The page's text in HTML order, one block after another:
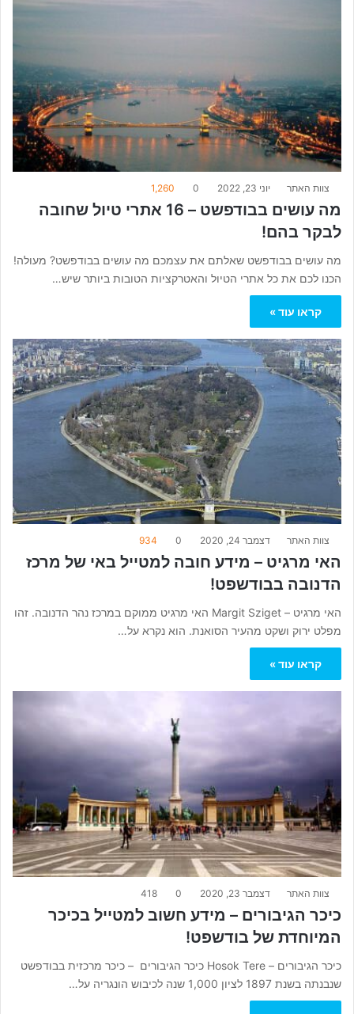
צוות האתר יוני 23, 2022 0
1,260
מה עושים בבודפשט – 16 אתרי טיול שחובה
לבקר בהם!
מה עושים בבודפשט שאלתם את עצמכם מה עושים בבודפשט? מעולה!
הכנו לכם את כל אתרי הטיול והאטרקציות הטובות ביותר שיש…
קראו עוד »
צוות האתר דצמבר 24, 2020 0
934
האי מרגיט – מידע חובה למטייל באי של מרכז
הדנובה בבודשפט!
האי מרגיט – Margit Sziget האי מרגיט ממוקם במרכז נהר הדנובה. זהו
מפלט ירוק ושקט מהעיר הסואנת. הוא נקרא על…
קראו עוד »
צוות האתר דצמבר 23, 2020 0
418
כיכר הגיבורים – מידע חשוב למטייל בכיכר
המיוחדת של בודשפט!
כיכר הגיבורים – Hosok Tere כיכר הגיבורים – כיכר מרכזית בבודפשט
שנבנתה בשנת 1897 לציון 1,000 שנה לכיבוש הונגריה על…